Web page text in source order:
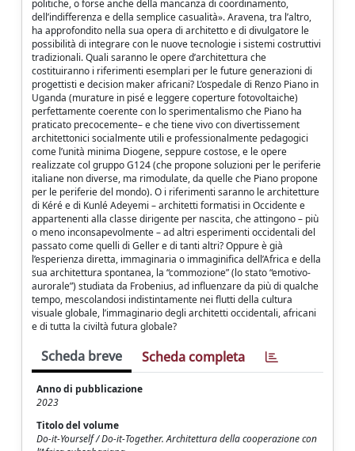
politiche, o forse anche della mancanza di coordinamento,
dell’indifferenza e della semplice casualità». Aravena, tra l’altro,
ha approfondito nella sua opera di architetto e di divulgatore le
possibilità di integrare con le nuove tecnologie i sistemi costruttivi
tradizionali. Quali saranno le opere d’architettura che
costituiranno i riferimenti esemplari per le future generazioni di
progettisti e decision maker africani? L’ospedale di Renzo Piano in
Uganda (murature in pisé e leggere coperture fotovoltaiche)
perfettamente coerente con lo sperimentalismo che Piano ha
praticato precocemente– e che tiene vivo con divertissement
architettonici socialmente utili e professionalmente pedagogici
come l’unità minima Diogene, seppure costose, e le opere
realizzate col gruppo G124 (che propone soluzioni per le periferie
italiane non diverse, ma rimodulate, da quelle che Piano propone
per le periferie del mondo). O i riferimenti saranno le architetture
di Kéré e di Kunlé Adeyemi – architetti formatisi in Occidente e
appartenenti alla classe dirigente per nascita, che attingono – più
o meno inconsapevolmente – ad altri esperimenti occidentali del
passato come quelli di Geller e di tanti altri? Oppure è già
l’esperienza diretta, immaginaria o immaginifica dell’Africa e della
sua architettura spontanea, la “commozione” (lo stato “emotivo-
aurorale”) studiata da Frobenius, ad influenzare da più di qualche
tempo, mescolandosi indistintamente nei flutti della cultura
visuale globale, l’immaginario degli architetti occidentali, africani
e di tutta la civiltà futura globale?
Scheda breve Scheda completa
Anno di pubblicazione
2023
Titolo del volume
Do-it-Yourself / Do-it-Together. Architettura della cooperazione con